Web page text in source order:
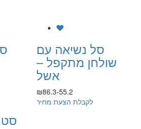
סל נשיאה עם
שולחן מתקפל –
אשל
₪86.3-55.2
לקבלת הצעת מחיר
סט